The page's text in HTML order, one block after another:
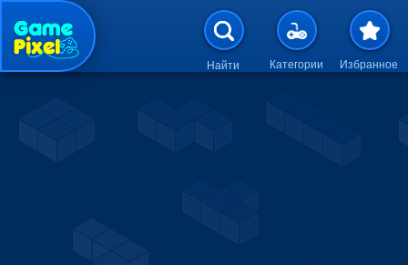
Перейти к основному
Найти Категории Избранное